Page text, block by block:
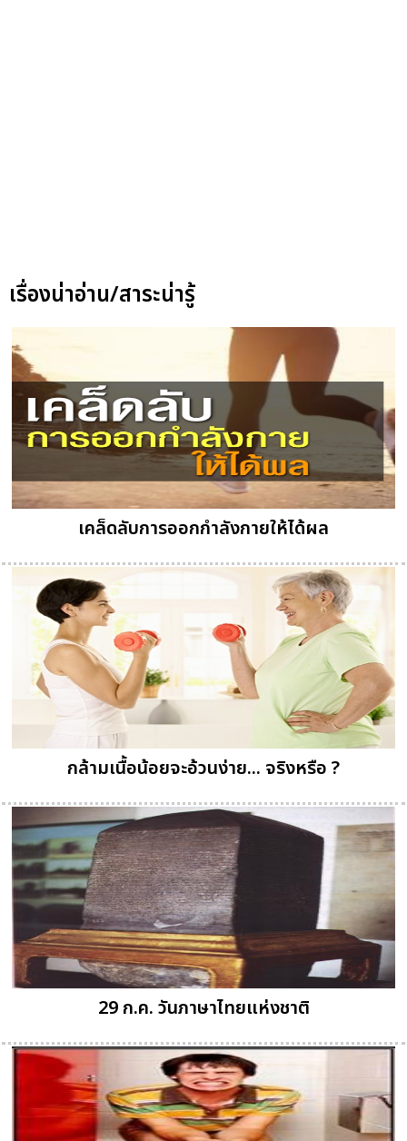
เรื่องน่าอ่าน/สาระน่ารู้
เคล็ดลับการออกกำลังกายให้ได้ผล
กล้ามเนื้อน้อยจะอ้วนง่าย... จริงหรือ ?
29 ก.ค. วันภาษาไทยแห่งชาติ